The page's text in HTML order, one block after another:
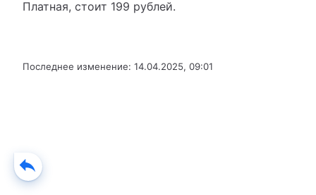
Платная, стоит 199 рублей.
Последнее изменение: 14.04.2025, 09:01